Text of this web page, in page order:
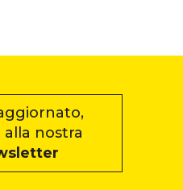
alla nostra